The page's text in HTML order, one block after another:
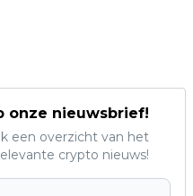
onze nieuwsbrief!
een overzicht van het
crypto nieuws!